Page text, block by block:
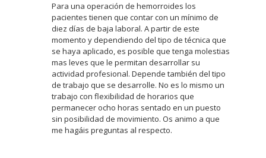
Para una operación de hemorroides los
pacientes tienen que contar con un mínimo de
diez días de baja laboral. A partir de este
momento y dependiendo del tipo de técnica que
se haya aplicado, es posible que tenga molestias
mas leves que le permitan desarrollar su
actividad profesional. Depende también del tipo
de trabajo que se desarrolle. No es lo mismo un
trabajo con flexibilidad de horarios que
permanecer ocho horas sentado en un puesto
sin posibilidad de movimiento. Os animo a que
me hagáis preguntas al respecto.